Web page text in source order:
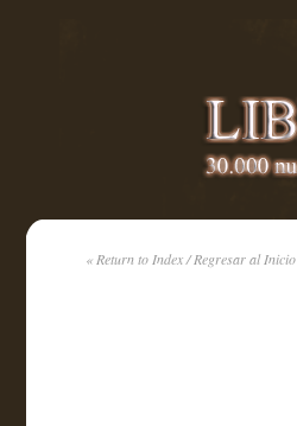
« Return to Index / Regresar al Inicio